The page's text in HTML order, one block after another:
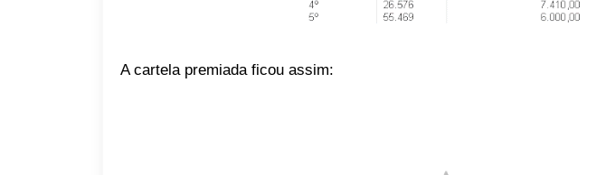
A cartela premiada ficou assim: